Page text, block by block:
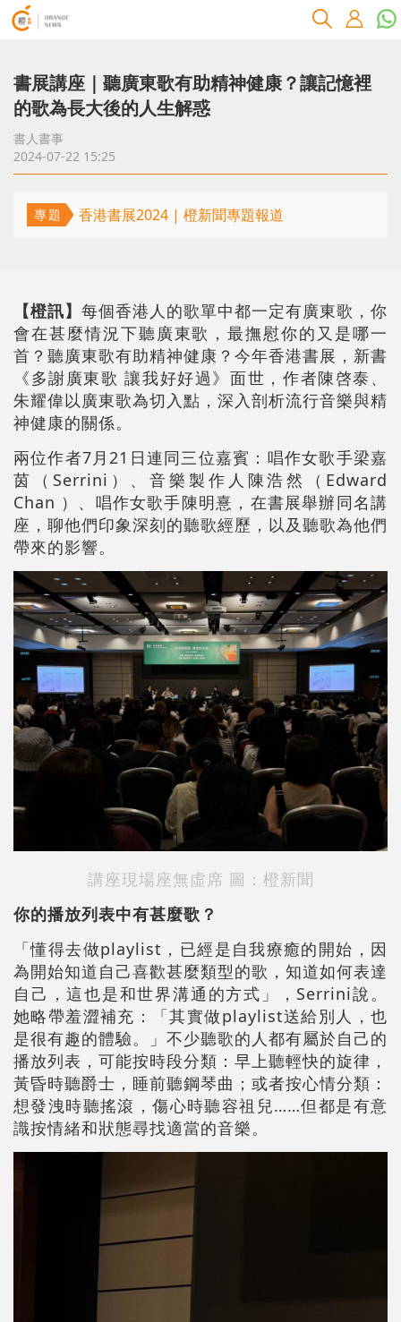
書展講座｜聽廣東歌有助精神健康？讓記憶裡
的歌為長大後的人生解惑
書人書事
2024-07-22 15:25
專題 香港書展2024 | 橙新聞專題報道
【橙訊】 每個香港人的歌單中都一定有廣東歌，你
會在甚麼情況下聽廣東歌，最撫慰你的又是哪一
首？聽廣東歌有助精神健康？今年香港書展，新書
《多謝廣東歌 讓我好好過》面世，作者陳啓泰、
朱耀偉以廣東歌為切入點，深入剖析流行音樂與精
神健康的關係。
兩位作者7月21日連同三位嘉賓：唱作女歌手梁嘉
茵（Serrini）、音樂製作人陳浩然（Edward
Chan ）、唱作女歌手陳明憙，在書展舉辦同名講
座，聊他們印象深刻的聽歌經歷，以及聽歌為他們
帶來的影響。
講座現場座無虛席 圖：橙新聞
你的播放列表中有甚麼歌？
「懂得去做playlist，已經是自我療癒的開始，因
為開始知道自己喜歡甚麼類型的歌，知道如何表達
自己，這也是和世界溝通的方式」，Serrini說。
她略帶羞澀補充：「其實做playlist送給別人，也
是很有趣的體驗。」不少聽歌的人都有屬於自己的
播放列表，可能按時段分類：早上聽輕快的旋律，
黃昏時聽爵士，睡前聽鋼琴曲；或者按心情分類：
想發洩時聽搖滾，傷心時聽容祖兒……但都是有意
識按情緒和狀態尋找適當的音樂。